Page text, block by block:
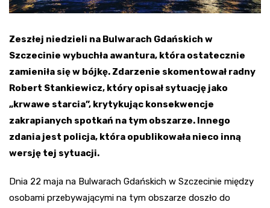
Zeszłej niedzieli na Bulwarach Gdańskich w
Szczecinie wybuchła awantura, która ostatecznie
zamieniła się w bójkę. Zdarzenie skomentował radny
Robert Stankiewicz, który opisał sytuację jako
„krwawe starcia”, krytykując konsekwencje
zakrapianych spotkań na tym obszarze. Innego
zdania jest policja, która opublikowała nieco inną
wersję tej sytuacji.
Dnia 22 maja na Bulwarach Gdańskich w Szczecinie między
osobami przebywającymi na tym obszarze doszło do